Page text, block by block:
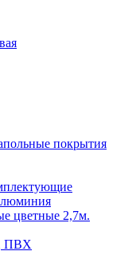
покрытия
цветные 2,7м.
ПВХ